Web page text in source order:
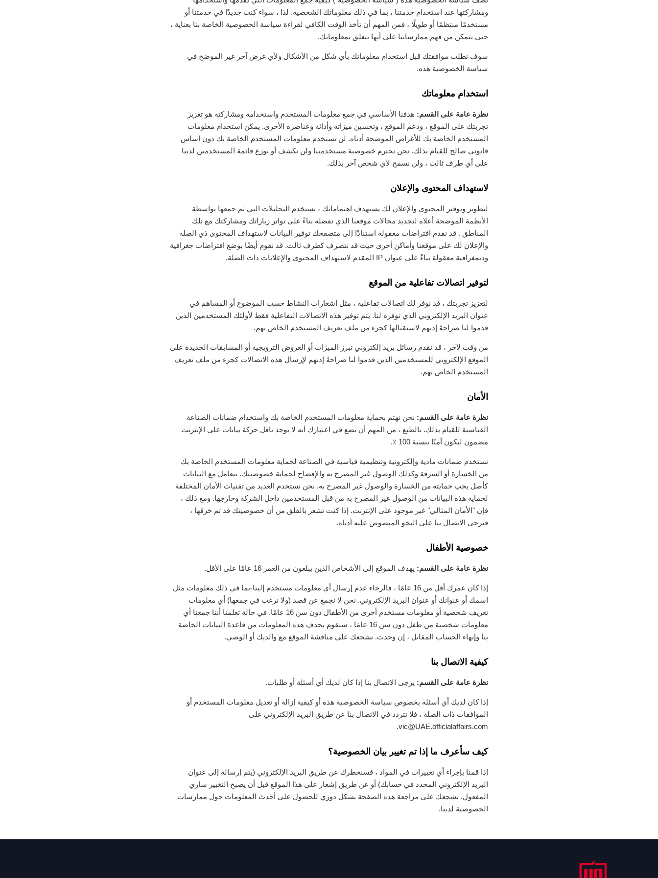
ومشاركتها عند استخدام خدمتنا ، بما في ذلك معلوماتك الشخصية. لذا ، سواء كنت جديدًا في خدمتنا أو
مستخدمًا منتظمًا أو طويلًا ، فمن المهم أن تأخذ الوقت الكافي لقراءة سياسة الخصوصية الخاصة بنا بعناية ،
حتى تتمكن من فهم ممارساتنا على أنها تتعلق بمعلوماتك.
سوف نطلب موافقتك قبل استخدام معلوماتك بأي شكل من الأشكال ولأي غرض آخر غير الموضح في
سياسة الخصوصية هذه.
استخدام معلوماتك
نظرة عامة على القسم: هدفنا الأساسي في جمع معلومات المستخدم واستخدامه ومشاركته هو تعزيز
تجربتك على الموقع ، ودعم الموقع ، وتحسين ميزاته وأدائه وعناصره الأخرى. يمكن استخدام معلومات
المستخدم الخاصة بك للأغراض الموضحة أدناه. لن نستخدم معلومات المستخدم الخاصة بك دون أساس
قانوني صالح للقيام بذلك. نحن نحترم خصوصية مستخدمينا ولن نكشف أو نوزع قائمة المستخدمين لدينا
على أي طرف ثالث ، ولن نسمح لأي شخص آخر بذلك.
لاستهداف المحتوى والإعلان
لتطوير وتوفير المحتوى والإعلان لك يستهدف اهتماماتك ، نستخدم التحليلات التي تم جمعها بواسطة
الأنظمة الموضحة أعلاه لتحديد مجالات موقعنا الذي تفضله بناءً على تواتر زياراتك ومشاركتك مع تلك
المناطق . قد نقدم افتراضات معقولة استنادًا إلى متصفحك توفير البيانات لاستهداف المحتوى ذي الصلة
والإعلان لك على موقعنا وأماكن أخرى حيث قد نتصرف كطرف ثالث. قد نقوم أيضًا بوضع افتراضات جغرافية
وديمغرافية معقولة بناءً على عنوان IP المقدم لاستهداف المحتوى والإعلانات ذات الصلة.
لتوفير اتصالات تفاعلية من الموقع
لتعزيز تجربتك ، قد نوفر لك اتصالات تفاعلية ، مثل إشعارات النشاط حسب الموضوع أو المساهم في
عنوان البريد الإلكتروني الذي توفره لنا. يتم توفير هذه الاتصالات التفاعلية فقط لأولئك المستخدمين الذين
قدموا لنا صراحةً إذنهم لاستقبالها كجزء من ملف تعريف المستخدم الخاص بهم.
من وقت لآخر ، قد نقدم رسائل بريد إلكتروني تبرز الميزات أو العروض الترويجية أو المسابقات الجديدة على
الموقع الإلكتروني للمستخدمين الذين قدموا لنا صراحةً إذنهم لإرسال هذه الاتصالات كجزء من ملف تعريف
المستخدم الخاص بهم.
الأمان
نظرة عامة على القسم: نحن نهتم بحماية معلومات المستخدم الخاصة بك واستخدام ضمانات الصناعة
القياسية للقيام بذلك. بالطبع ، من المهم أن تضع في اعتبارك أنه لا يوجد ناقل حركة بيانات على الإنترنت
مضمون ليكون آمنًا بنسبة 100 ٪.
نستخدم ضمانات مادية وإلكترونية وتنظيمية قياسية في الصناعة لحماية معلومات المستخدم الخاصة بك
من الخسارة أو السرقة وكذلك الوصول غير المصرح به والإفصاح لحماية خصوصيتك. نتعامل مع البيانات
كأصل يجب حمايته من الخسارة والوصول غير المصرح به. نحن نستخدم العديد من تقنيات الأمان المختلفة
لحماية هذه البيانات من الوصول غير المصرح به من قبل المستخدمين داخل الشركة وخارجها. ومع ذلك ،
فإن "الأمان المثالي" غير موجود على الإنترنت. إذا كنت تشعر بالقلق من أن خصوصيتك قد تم خرقها ،
فيرجى الاتصال بنا على النحو المنصوص عليه أدناه.
خصوصية الأطفال
نظرة عامة على القسم: يهدف الموقع إلى الأشخاص الذين يبلغون من العمر 16 عامًا على الأقل.
إذا كان عمرك أقل من 16 عامًا ، فالرجاء عدم إرسال أي معلومات مستخدم إلينا-بما في ذلك معلومات مثل
اسمك أو عنوانك أو عنوان البريد الإلكتروني. نحن لا نجمع عن قصد (ولا نرغب في جمعها) أي معلومات
تعريف شخصية أو معلومات مستخدم أخرى من الأطفال دون سن 16 عامًا. في حالة تعلمنا أننا جمعنا أي
معلومات شخصية من طفل دون سن 16 عامًا ، سنقوم بحذف هذه المعلومات من قاعدة البيانات الخاصة
بنا وإنهاء الحساب المقابل ، إن وجدت. نشجعك على مناقشة الموقع مع والديك أو الوصي.
كيفية الاتصال بنا
نظرة عامة على القسم: يرجى الاتصال بنا إذا كان لديك أي أسئلة أو طلبات.
إذا كان لديك أي أسئلة بخصوص سياسة الخصوصية هذه أو كيفية إزالة أو تعديل معلومات المستخدم أو
الموافقات ذات الصلة ، فلا تتردد في الاتصال بنا عن طريق البريد الإلكتروني على
vic@UAE.officialaffairs.com
.
كيف سأعرف ما إذا تم تغيير بيان الخصوصية؟
إذا قمنا بإجراء أي تغييرات في المواد ، فسنخطرك عن طريق البريد الإلكتروني (يتم إرساله إلى عنوان
البريد الإلكتروني المحدد في حسابك) أو عن طريق إشعار على هذا الموقع قبل أن يصبح التغيير ساري
المفعول. نشجعك على مراجعة هذه الصفحة بشكل دوري للحصول على أحدث المعلومات حول ممارسات
الخصوصية لدينا.